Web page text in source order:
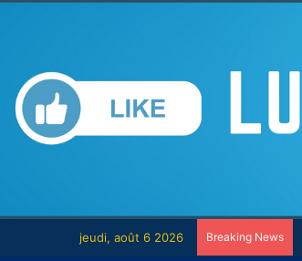
jeudi, août 6 2026 Breaking News